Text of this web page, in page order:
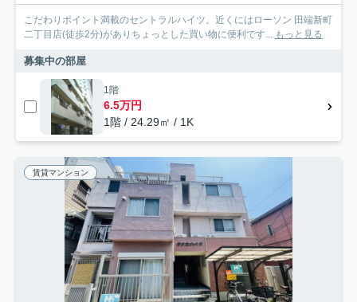
こだわりポイント満載のセントラルハイツ。近くにはローソン 田端新町
二丁目店(徒歩2分)がありちょっとした買い物に便利です... もっと見る
募集中の部屋
1階
6.5万円
1階 / 24.29㎡ / 1K
賃貸マンション